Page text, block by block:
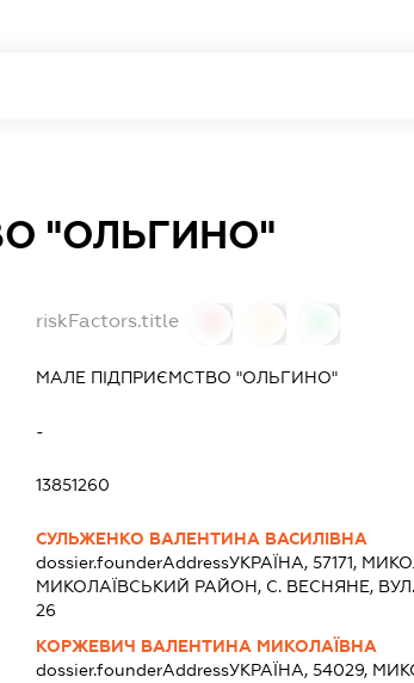
"ОЛЬГИНО"
riskFactors.title
МАЛЕ ПІДПРИЄМСТВО "ОЛЬГИНО"
-
13851260
СУЛЬЖЕНКО ВАЛЕНТИНА ВАСИЛІВНА
dossier.founderAddressУКРАЇНА, 57171,
МИКОЛАЇВСЬКИЙ РАЙОН, С. ВЕСНЯНЕ,
26
КОРЖЕВИЧ ВАЛЕНТИНА МИКОЛАЇВНА
dossier.founderAddressУКРАЇНА, 54029,